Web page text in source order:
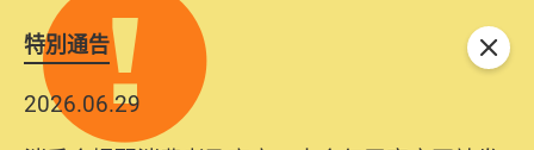
特別通告
2026.06.29
关闭